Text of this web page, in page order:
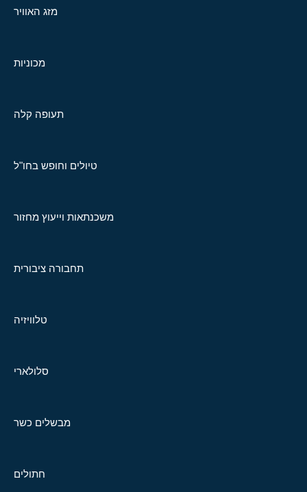
מזג האוויר
מכוניות
תעופה קלה
טיולים וחופש בחו"ל
משכנתאות וייעוץ מחזור
תחבורה ציבורית
טלוויזיה
סלולארי
מבשלים כשר
חתולים